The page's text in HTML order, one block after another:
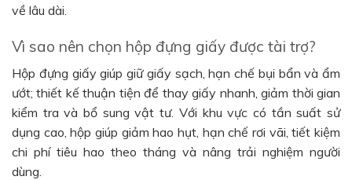
về lâu dài.
Vì sao nên chọn hộp đựng giấy được tài trợ?
Hộp đựng giấy giúp giữ giấy sạch, hạn chế bụi bẩn và ẩm
ướt; thiết kế thuận tiện để thay giấy nhanh, giảm thời gian
kiểm tra và bổ sung vật tư. Với khu vực có tần suất sử
dụng cao, hộp giúp giảm hao hụt, hạn chế rơi vãi, tiết kiệm
chi phí tiêu hao theo tháng và nâng trải nghiệm người
dùng.